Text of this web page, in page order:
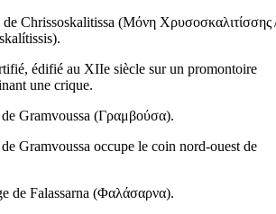
Chrissoskalitissa (Μόνη Χρυσοσκαλιτίσσης
).
édifié au XIIe siècle sur un promontoire
une crique.
Gramvoussa (Γραμβούσα).
Gramvoussa occupe le coin nord-ouest de
de Falassarna (Φαλάσαρνα).